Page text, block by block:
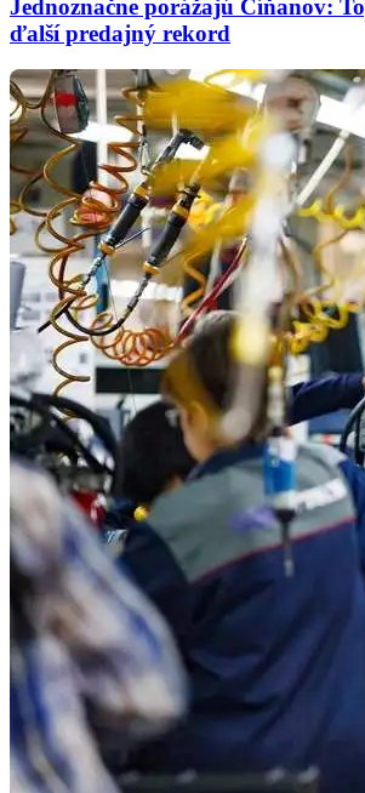
Jednoznačne porážajú Číňanov:
ďalší predajný rekord